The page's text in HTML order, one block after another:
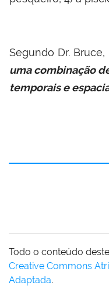
Segundo Dr. Bruce,
uma combinação
temporais e
Todo o conteúdo
Creative Commons
Adaptada.